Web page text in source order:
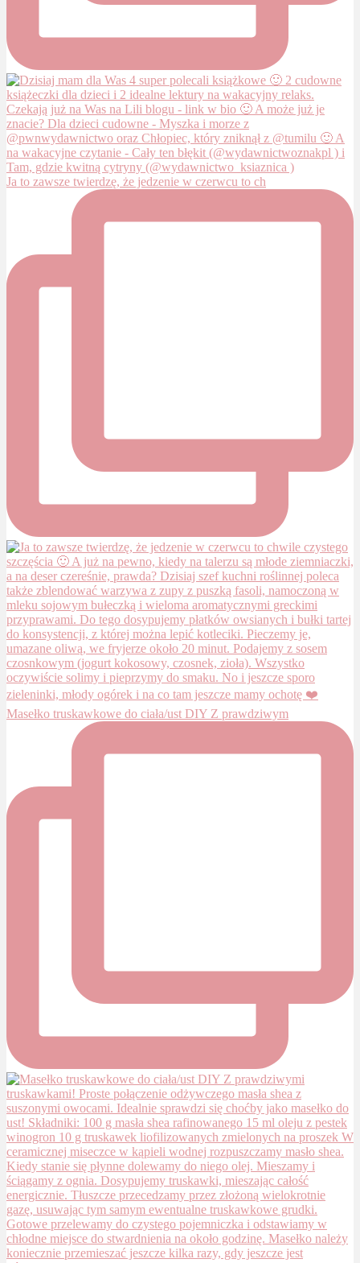
Ja to zawsze twierdzę, że jedzenie w czerwcu to ch
Masełko truskawkowe do ciała/ust DIY Z prawdziwym